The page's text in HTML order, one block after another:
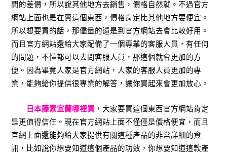
間的差價，所以說其他地方去銷售，價格自然就。不過官方
網站上面也是在賣這個東西，價格肯定比其他地方要便宜。
所以想要買的話，那儘量的還是到官方網站去會比較好用。
而且官方網站還給大家配備了一個專業的客服人員，有任何
的問題，不懂都可以去問客服人員，那這個就會更加的方
便。因為畢竟人家是官方網站，人家的客服人員更加的專
業，能夠給你提供很專業的解答，讓你買起來會更加放心。
日本藤素宜蘭哪裡買 ，大家要買這個東西官方網站肯定
是更值得信任。現在官方網站上面不僅僅是價格便宜，而且
官網上面還能夠給大家提供有關這種產品的非常詳細的資
訊，比如說你想要知道這個產品的功效，你想要知道這款產